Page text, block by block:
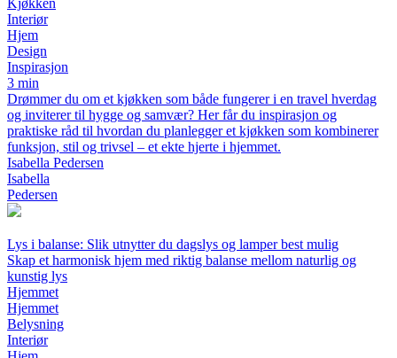
Kjøkken
Interiør
Hjem
Design
Inspirasjon
3 min
Drømmer du om et kjøkken som både fungerer i en travel hverdag
og inviterer til hygge og samvær? Her får du inspirasjon og
praktiske råd til hvordan du planlegger et kjøkken som kombinerer
funksjon, stil og trivsel – et ekte hjerte i hjemmet.
Isabella Pedersen
Isabella
Pedersen
Lys i balanse: Slik utnytter du dagslys og lamper best mulig
Skap et harmonisk hjem med riktig balanse mellom naturlig og
kunstig lys
Hjemmet
Hjemmet
Belysning
Interiør